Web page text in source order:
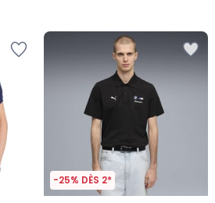
-25% DÈS 2*